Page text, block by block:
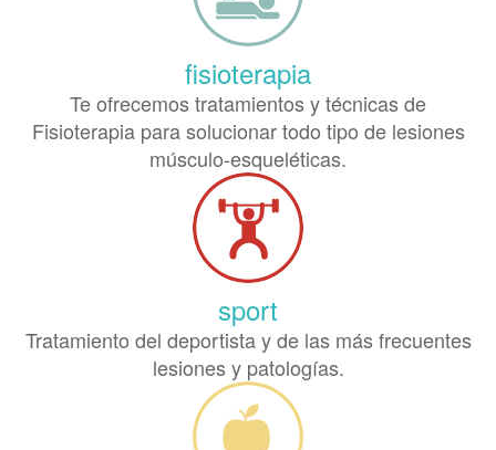
fisioterapia
Te ofrecemos tratamientos y técnicas de
Fisioterapia para solucionar todo tipo de lesiones
músculo-esqueléticas.
sport
Tratamiento del deportista y de las más frecuentes
lesiones y patologías.